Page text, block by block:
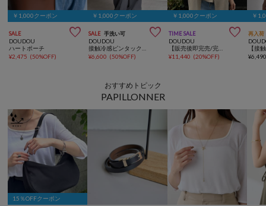
￥1,000クーポン
SALE 
DOUDOU
ハートポーチ
¥2,475 (50%OFF)
￥1,000クーポン
SALE 手洗い可 
DOUDOU
¥6,600 (50%OFF)
￥1,000クーポン
TIME SALE 
DOUDOU
¥11,440 (20%OFF)
￥
再入荷
¥
おすすめトピック
PAPILLONNER
15％OFFクーポン